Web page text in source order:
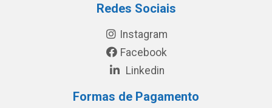
Redes Sociais
Instagram
Facebook
Linkedin
Formas de Pagamento